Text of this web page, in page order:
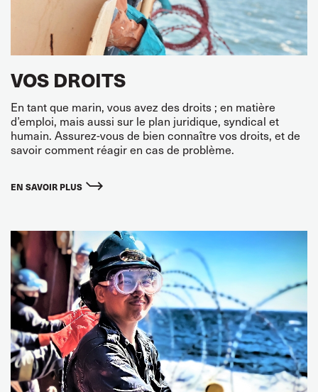
VOS DROITS
En tant que marin, vous avez des droits ; en matière
d’emploi, mais aussi sur le plan juridique, syndical et
humain. Assurez-vous de bien connaître vos droits, et de
savoir comment réagir en cas de problème.
EN SAVOIR PLUS